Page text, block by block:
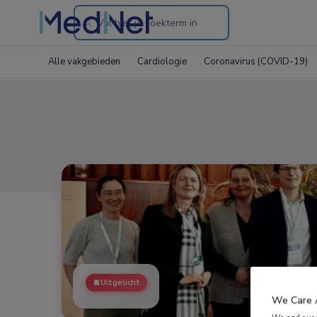
Search
the
Alle vakgebieden Cardiologie Coronavirus (COVID-19)
Uitgelicht
We Care